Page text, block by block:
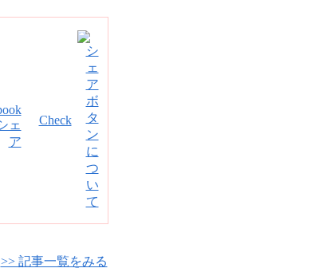
Check
>> 記事一覧をみる